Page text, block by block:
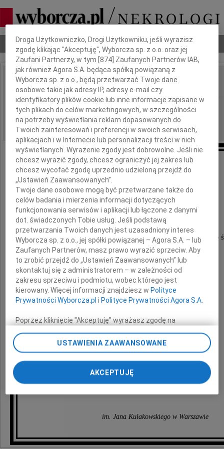
Nekrologi Odeszli Poradnik pogrzebowy
IMIĘ I NAZWISKO:
REGION: Warszawa
DATA EMISJI: 08.05.2026
Pani
Izabeli Parynow
wyrazy najgłębszego współczucia i słowa wsparcia po
Mamy
uczniowie, nauczyciele, pracownicy i Zarząd
im. Jana Kułakowskiego w Warszawie
Dbamy o Twoją prywatność
Droga Użytkowniczko, Drogi Użytkowniku, jeśli wyrazisz
zgodę klikając "Akceptuję", Wyborcza sp. z o.o. oraz jej
Zaufani Partnerzy, w tym [874 ] Zaufanych Partnerów IAB,
jak również Agora S.A. będąca spółką powiązaną z
Wyborcza sp. z o.o., będą przetwarzać Twoje dane
osobowe takie jak adresy IP, adresy e-mail czy
identyfikatory plików cookie lub inne informacje zapisane w
tych plikach do celów marketingowych, w szczególności
na potrzeby wyświetlania reklam dopasowanych do
Twoich zainteresowań i preferencji w swoich serwisach,
aplikacjach i w Internecie lub personalizacji treści w nich
wyświetlanych. Wyrażenie zgody jest dobrowolne. Jeśli nie
chcesz wyrazić zgody, chcesz ograniczyć jej zakres lub
chcesz wycofać zgodę uprzednio udzieloną przejdź do
„Ustawień Zaawansowanych”.
Twoje dane osobowe mogą być przetwarzane także do
celów badania i mierzenia informacji dotyczących
funkcjonowania serwisów i aplikacji lub łączone z danymi
dot. świadczonych Tobie usług. Jeśli podstawą
przetwarzania Twoich danych jest uzasadniony interes
Wyborcza sp. z o.o., jej spółki powiązanej – Agora S.A. – lub
Zaufanych Partnerów, masz prawo wyrazić sprzeciw. Aby
to zrobić przejdź do „Ustawień Zaawansowanych” lub
skontaktuj się z administratorem – w zależności od
zakresu sprzeciwu i podmiotu, wobec którego jest
kierowany. Więcej informacji znajdziesz w Polityce
Prywatności Wyborcza.pl i Polityce Prywatności Agora S.A.
Poprzez kliknięcie "Akceptuję" wyrażasz zgodę na
Wyborczej sp. z o. o. jej Zaufanych Partnerów i Agora S.A.
na Twoim urządzeniu końcowym. Możesz też w każdej
chwili zmienić swoje preferencje dot. plików cookie,
ponownie wywołując narzędzie do zarządzania Twoimi
preferencjami dot. przetwarzania danych poprzez
pomocą ustawień przeglądarki.
My, nasi Zaufani Partnerzy i Agora S.A. możemy
USTAWIENIA ZAAWANSOWANE
AKCEPTUJĘ